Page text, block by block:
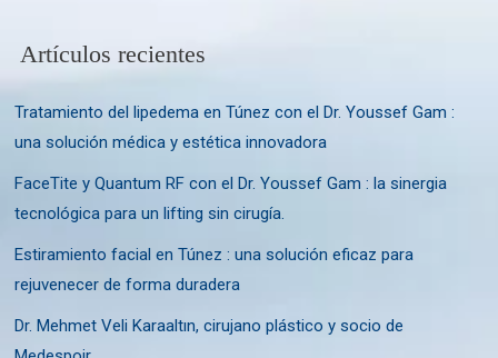
Artículos recientes
Tratamiento del lipedema en Túnez con el Dr. Youssef Gam :
una solución médica y estética innovadora
FaceTite y Quantum RF con el Dr. Youssef Gam : la sinergia
tecnológica para un lifting sin cirugía.
Estiramiento facial en Túnez : una solución eficaz para
rejuvenecer de forma duradera
Dr. Mehmet Veli Karaaltın, cirujano plástico y socio de